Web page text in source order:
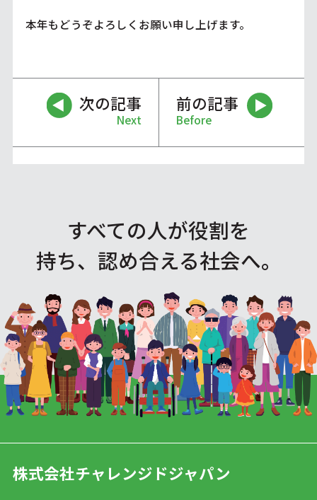
本年もどうぞよろしくお願い申し上げます。
次の記事
Next
前の記事
Before
すべての人が役割を
持ち、認め合える社会へ。
株式会社チャレンジドジャパン